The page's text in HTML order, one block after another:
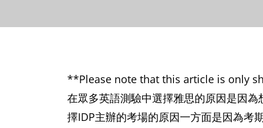
**Please note that this article is only
在眾多英語測驗中選擇雅思的原因是因
擇IDP主辦的考場的原因一方面是因為考